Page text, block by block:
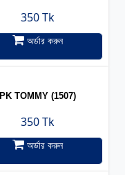
350 Tk
অর্ডার করুন
PK TOMMY (1507)
350 Tk
অর্ডার করুন